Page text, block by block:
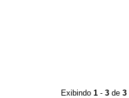
Exibindo 1- 3de 3